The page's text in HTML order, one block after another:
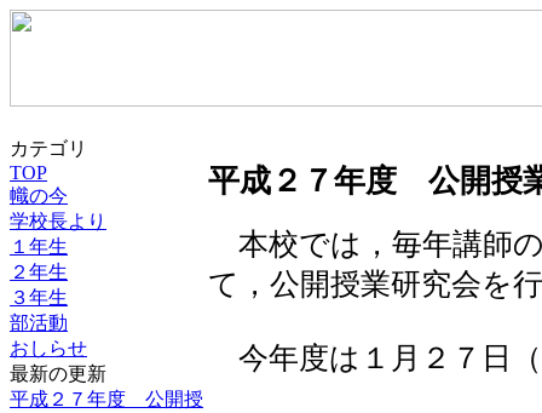
カテゴリ
TOP
幟の今
学校長より
１年生
２年生
３年生
部活動
おしらせ
最新の更新
平成２７年度 公開授
平成２７年度 公開授
本校では，毎年講師
て，公開授業研究会を
今年度は１月２７日